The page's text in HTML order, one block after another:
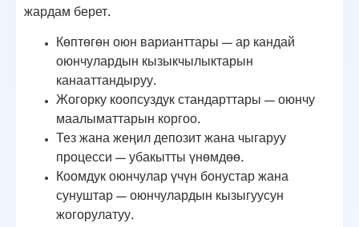
жардам берет.
Көптөгөн оюн варианттары — ар кандай
оюнчулардын кызыкчылыктарын
канааттандыруу.
Жогорку коопсуздук стандарттары — оюнчу
маалыматтарын коргоо.
Тез жана жеңил депозит жана чыгаруу
процесси — убакытты үнөмдөө.
Коомдук оюнчулар үчүн бонустар жана
сунуштар — оюнчулардын кызыгуусун
жогорулатуу.